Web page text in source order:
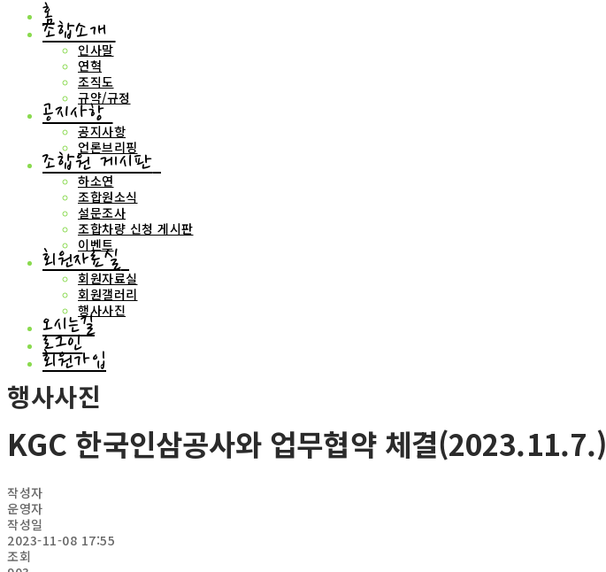
홈
조합소개
인사말
연혁
조직도
규약/규정
공지사항
공지사항
언론브리핑
조합원 게시판
하소연
조합원소식
설문조사
조합차량 신청 게시판
이벤트
회원자료실
회원자료실
회원갤러리
행사사진
오시는길
로그인
회원가입
행사사진
KGC 한국인삼공사와 업무협약 체결(2023.11.7.)
작성자
운영자
작성일
2023-11-08 17:55
조회